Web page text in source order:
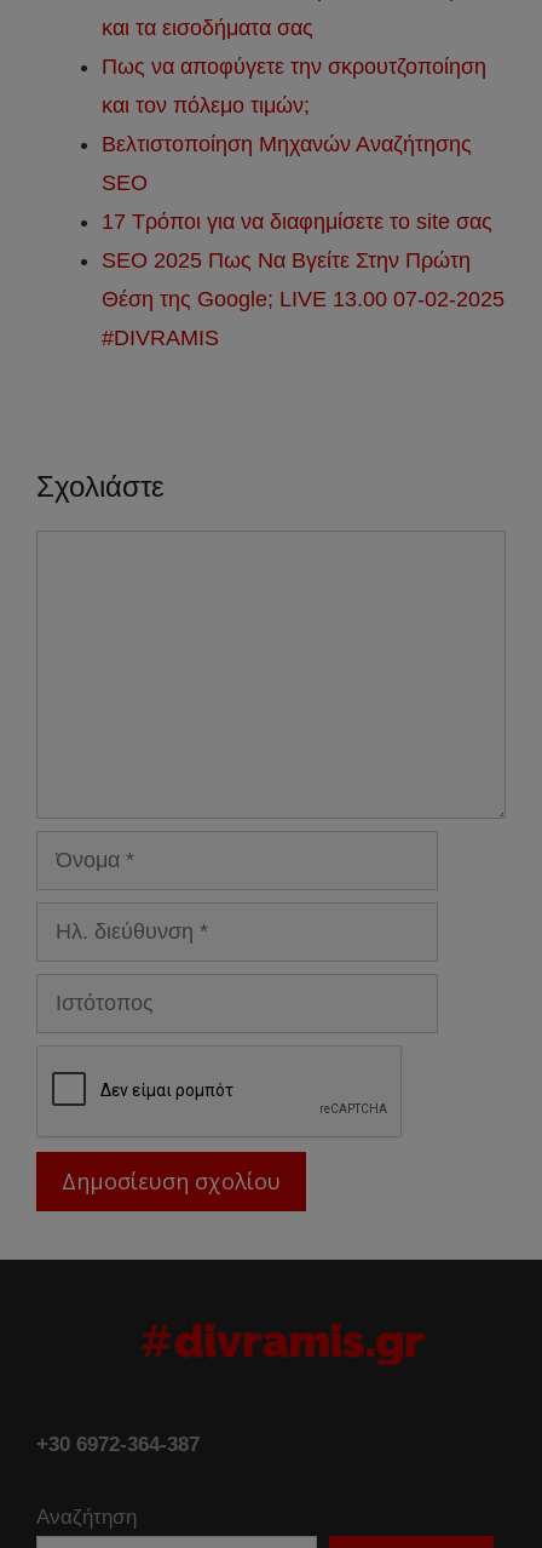
και τα εισοδήματα σας
Πως να αποφύγετε την σκρουτζοποίηση
και τον πόλεμο τιμών;
Βελτιστοποίηση Μηχανών Αναζήτησης
SEO
17 Τρόποι για να διαφημίσετε το site σας
SEO 2025 Πως Να Βγείτε Στην Πρώτη
Θέση της Google; LIVE 13.00 07-02-2025
#DIVRAMIS
Σχολιάστε
Όνομα
Ηλ.
διεύθυνση
Ιστότοπος
+30 6972-364-387
Αναζήτηση